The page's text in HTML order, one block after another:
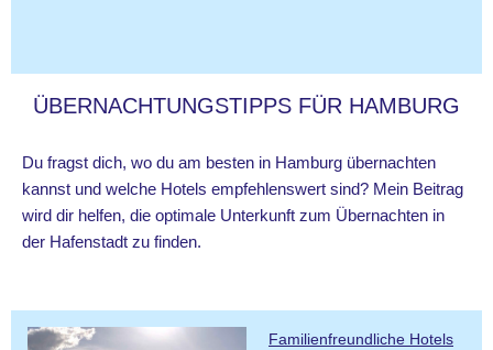
ÜBERNACHTUNGSTIPPS FÜR HAMBURG
Du fragst dich, wo du am besten in Hamburg übernachten
kannst und welche Hotels empfehlenswert sind? Mein Beitrag
wird dir helfen, die optimale Unterkunft zum Übernachten in
der Hafenstadt zu finden.
Familienfreundliche Hotels